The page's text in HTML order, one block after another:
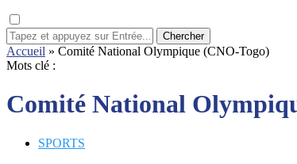
Chercher
Accueil » Comité National Olympique (CNO-Togo)
Mots clé :
Comité National
SPORTS